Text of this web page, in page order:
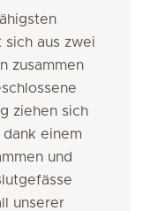
sich aus zwei
zusammen
ziehen sich
einem
und
unserer